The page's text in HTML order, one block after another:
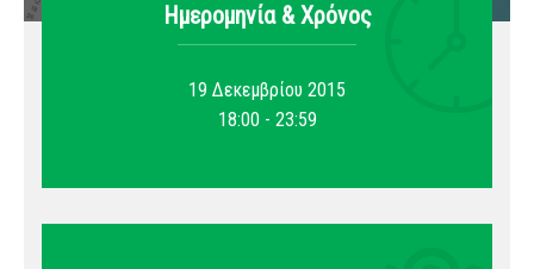
Ημερομηνία & Xρόνος
19 Δεκεμβρίου 2015
18:00 - 23:59